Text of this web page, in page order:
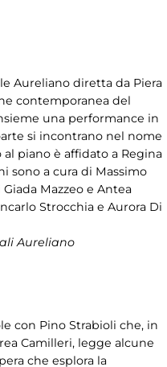
Aureliano diretta da Piera
contemporanea del
una performance in
si incontrano nel nome
al piano è affidato a Regina
sono a cura di Massimo
Mazzeo e Antea
Strocchia e Aurora Di
Aureliano
con Pino Strabioli che, in
Camilleri, legge alcune
che esplora la